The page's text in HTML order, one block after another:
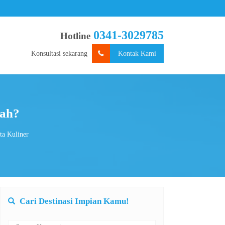
Hotline 0341-3029785
Konsultasi sekarang Kontak Kami
Kuliner
Cari Destinasi Impian Kamu!